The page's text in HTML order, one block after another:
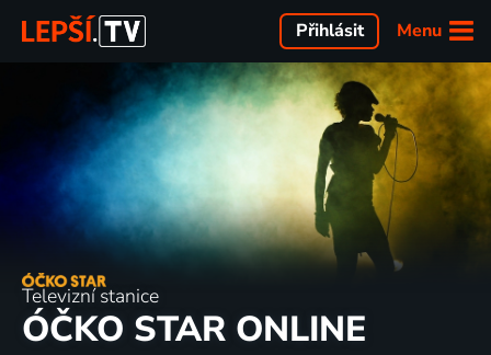
Menu
Přihlásit
Televizní stanice
ÓČKO STAR ONLINE